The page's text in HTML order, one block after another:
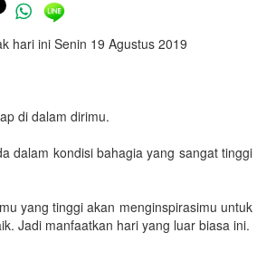
hari ini Senin 19 Agustus 2019
di dalam dirimu.
dalam kondisi bahagia yang sangat tinggi
yang tinggi akan menginspirasimu untuk
Jadi manfaatkan hari yang luar biasa ini.